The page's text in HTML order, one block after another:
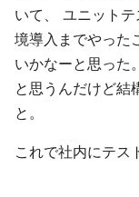
いて、 ユニット
境導入までやった
いかなーと思った
と思うんだけど結
と。
これで社内にテス